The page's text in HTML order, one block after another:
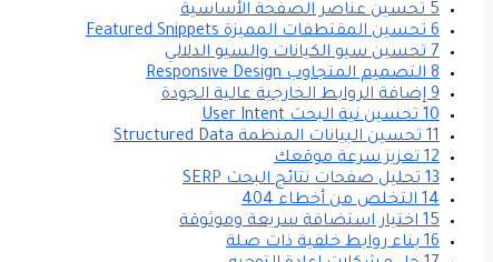
5 تحسين عناصر الصفحة الأساسية
6 تحسين المقتطفات المميزة Featured Snippets
7 تحسين سيو الكيانات والسيو الدلالي
8 التصميم المتجاوب Responsive Design
9 إضافة الروابط الخارجية عالية الجودة
10 تحسين نية البحث User Intent
11 تحسين البيانات المنظمة Structured Data
12 تعزيز سرعة موقعك
13 تحليل صفحات نتائج البحث SERP
14 التخلص من أخطاء 404
15 اختيار استضافة سريعة وموثوقة
16 بناء روابط خلفية ذات صلة